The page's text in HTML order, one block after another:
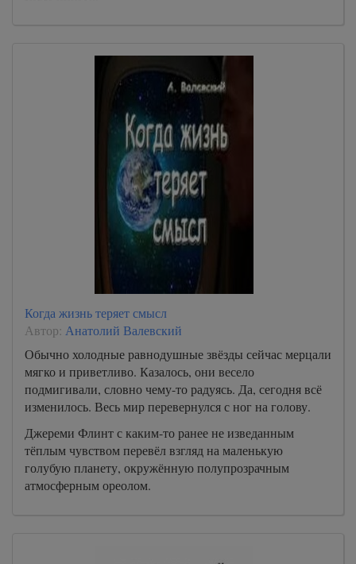
Когда жизнь теряет смысл
Автор: Анатолий Валевский
Обычно холодные равнодушные звёзды сейчас мерцали
мягко и приветливо. Казалось, они весело
подмигивали, словно чему-то радуясь. Да, сегодня всё
изменилось. Весь мир перевернулся с ног на голову.
Джереми Флинт с каким-то ранее не изведанным
тёплым чувством перевёл взгляд на маленькую
голубую планету, окружённую полупрозрачным
атмосферным ореолом.